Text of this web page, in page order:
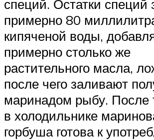
специй. Остатки специй
примерно 80
кипяченой воды,
примерно столько же
растительного масла,
после чего заливают
маринадом рыбу. После
в холодильнике
горбуша готова к